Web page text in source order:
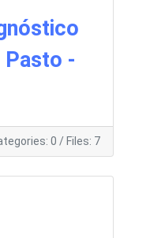
-
0 / Files: 7